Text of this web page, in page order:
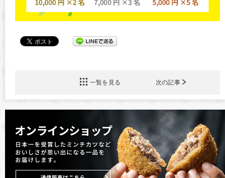
一覧を見る 次の記事